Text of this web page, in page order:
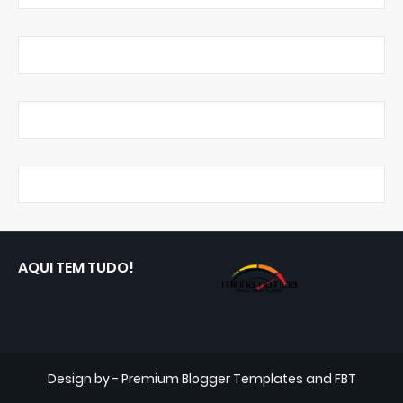
AQUI TEM TUDO!
Design by - Premium Blogger Templates and FBT